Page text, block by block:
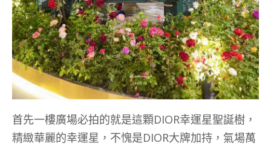
首先一樓廣場必拍的就是這顆DIOR幸運星聖誕樹，
精緻華麗的幸運星，不愧是DIOR大牌加持，氣場萬